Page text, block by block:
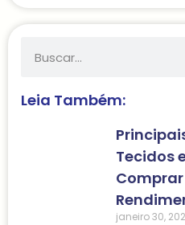
Leia Também:
Tecidos
janeiro 30,